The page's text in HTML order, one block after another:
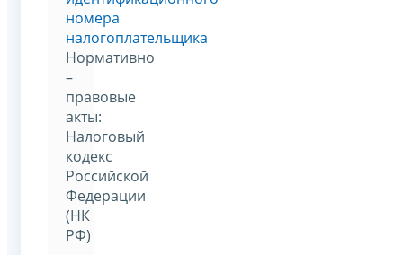
номера
налогоплательщика
Нормативно
–
правовые
акты:
Налоговый
кодекс
Российской
Федерации
(НК
РФ)